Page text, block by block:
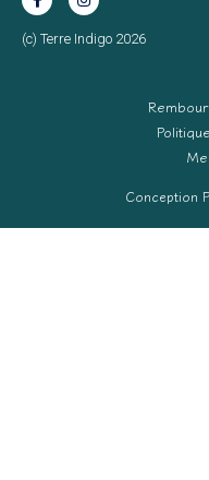
(c) Terre Indigo 2026
Conception